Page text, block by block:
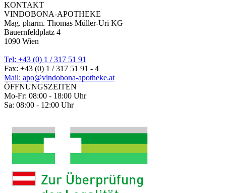
KONTAKT
VINDOBONA-APOTHEKE
Mag. pharm. Thomas Müller-Uri KG
Bauernfeldplatz 4
1090 Wien
Tel: +43 (0) 1 / 317 51 91
Fax: +43 (0) 1 / 317 51 91 - 4
Mail: apo@vindobona-apotheke.at
ÖFFNUNGSZEITEN
Mo-Fr: 08:00 - 18:00 Uhr
Sa: 08:00 - 12:00 Uhr